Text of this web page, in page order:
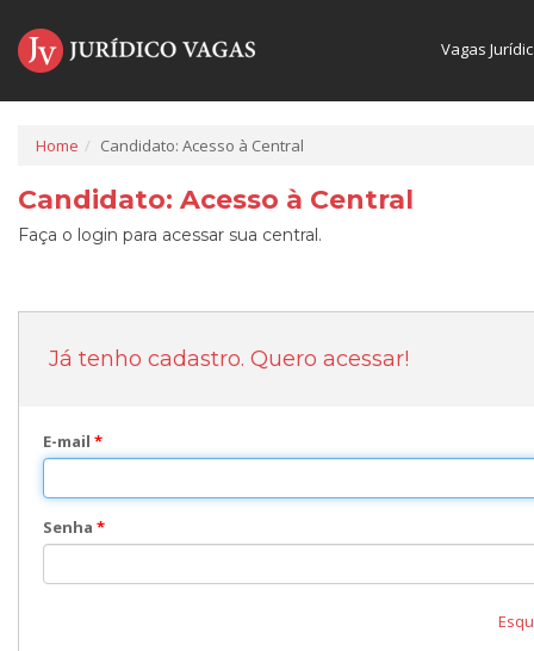
Vagas
Home Candidato: Acesso à Central
Candidato: Acesso à Central
Faça o login para acessar sua central.
Já tenho cadastro. Quero acessar!
E-mail *
Senha *